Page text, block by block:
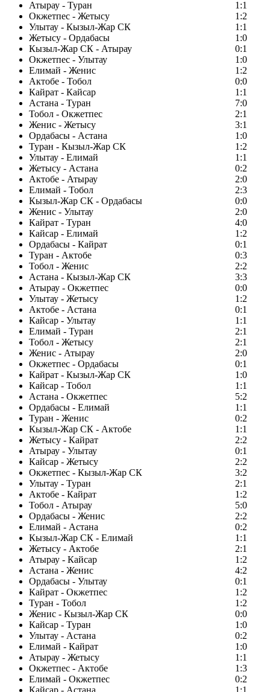
Атырау - Туран
1:1
Окжетпес - Жетысу
1:2
Улытау - Кызыл-Жар СК
1:1
Жетысу - Ордабасы
1:0
Кызыл-Жар СК - Атырау
0:1
Окжетпес - Улытау
1:0
Елимай - Женис
1:2
Актобе - Тобол
0:0
Кайрат - Кайсар
1:1
Астана - Туран
7:0
Тобол - Окжетпес
2:1
Женис - Жетысу
3:1
Ордабасы - Астана
1:0
Туран - Кызыл-Жар СК
1:2
Улытау - Елимай
1:1
Жетысу - Астана
0:2
Актобе - Атырау
2:0
Елимай - Тобол
2:3
Кызыл-Жар СК - Ордабасы
0:0
Женис - Улытау
2:0
Кайрат - Туран
4:0
Кайсар - Елимай
1:2
Ордабасы - Кайрат
0:1
Туран - Актобе
0:3
Тобол - Женис
2:2
Астана - Кызыл-Жар СК
3:3
Атырау - Окжетпес
0:0
Улытау - Жетысу
1:2
Актобе - Астана
0:1
Кайсар - Улытау
1:1
Елимай - Туран
2:1
Тобол - Жетысу
2:1
Женис - Атырау
2:0
Окжетпес - Ордабасы
0:1
Кайрат - Кызыл-Жар СК
1:0
Кайсар - Тобол
1:1
Астана - Окжетпес
5:2
Ордабасы - Елимай
1:1
Туран - Женис
0:2
Кызыл-Жар СК - Актобе
1:1
Жетысу - Кайрат
2:2
Атырау - Улытау
0:1
Кайсар - Жетысу
2:2
Окжетпес - Кызыл-Жар СК
3:2
Улытау - Туран
2:1
Актобе - Кайрат
1:2
Тобол - Атырау
5:0
Ордабасы - Женис
2:2
Елимай - Астана
0:2
Кызыл-Жар СК - Елимай
1:1
Жетысу - Актобе
2:1
Атырау - Кайсар
1:2
Астана - Женис
4:2
Ордабасы - Улытау
0:1
Кайрат - Окжетпес
1:2
Туран - Тобол
1:2
Женис - Кызыл-Жар СК
0:0
Кайсар - Туран
1:0
Улытау - Астана
0:2
Елимай - Кайрат
1:0
Атырау - Жетысу
1:1
Окжетпес - Актобе
1:3
Елимай - Окжетпес
0:2